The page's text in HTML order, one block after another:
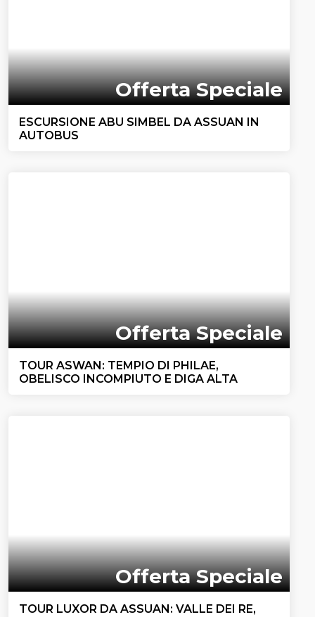
Offerta Speciale
ESCURSIONE ABU SIMBEL DA ASSUAN IN
AUTOBUS
Offerta Speciale
TOUR ASWAN: TEMPIO DI PHILAE,
OBELISCO INCOMPIUTO E DIGA ALTA
Offerta Speciale
TOUR LUXOR DA ASSUAN: VALLE DEI RE,